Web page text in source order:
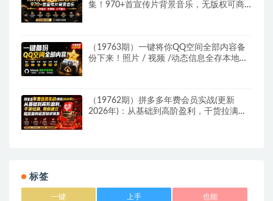
集！970+首宣传片背景音乐，无版权可商
（19763期）一键将你QQ空间全部内容备
份下来！照片 / 视频 /动态信息全存本地，
（19762期）拼多多年费会员实战(更新
2026年)：从基础到高阶盈利，干货拉满，
标签
一键 上手 也能